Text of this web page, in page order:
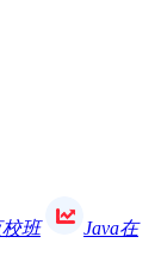
校班 Java在